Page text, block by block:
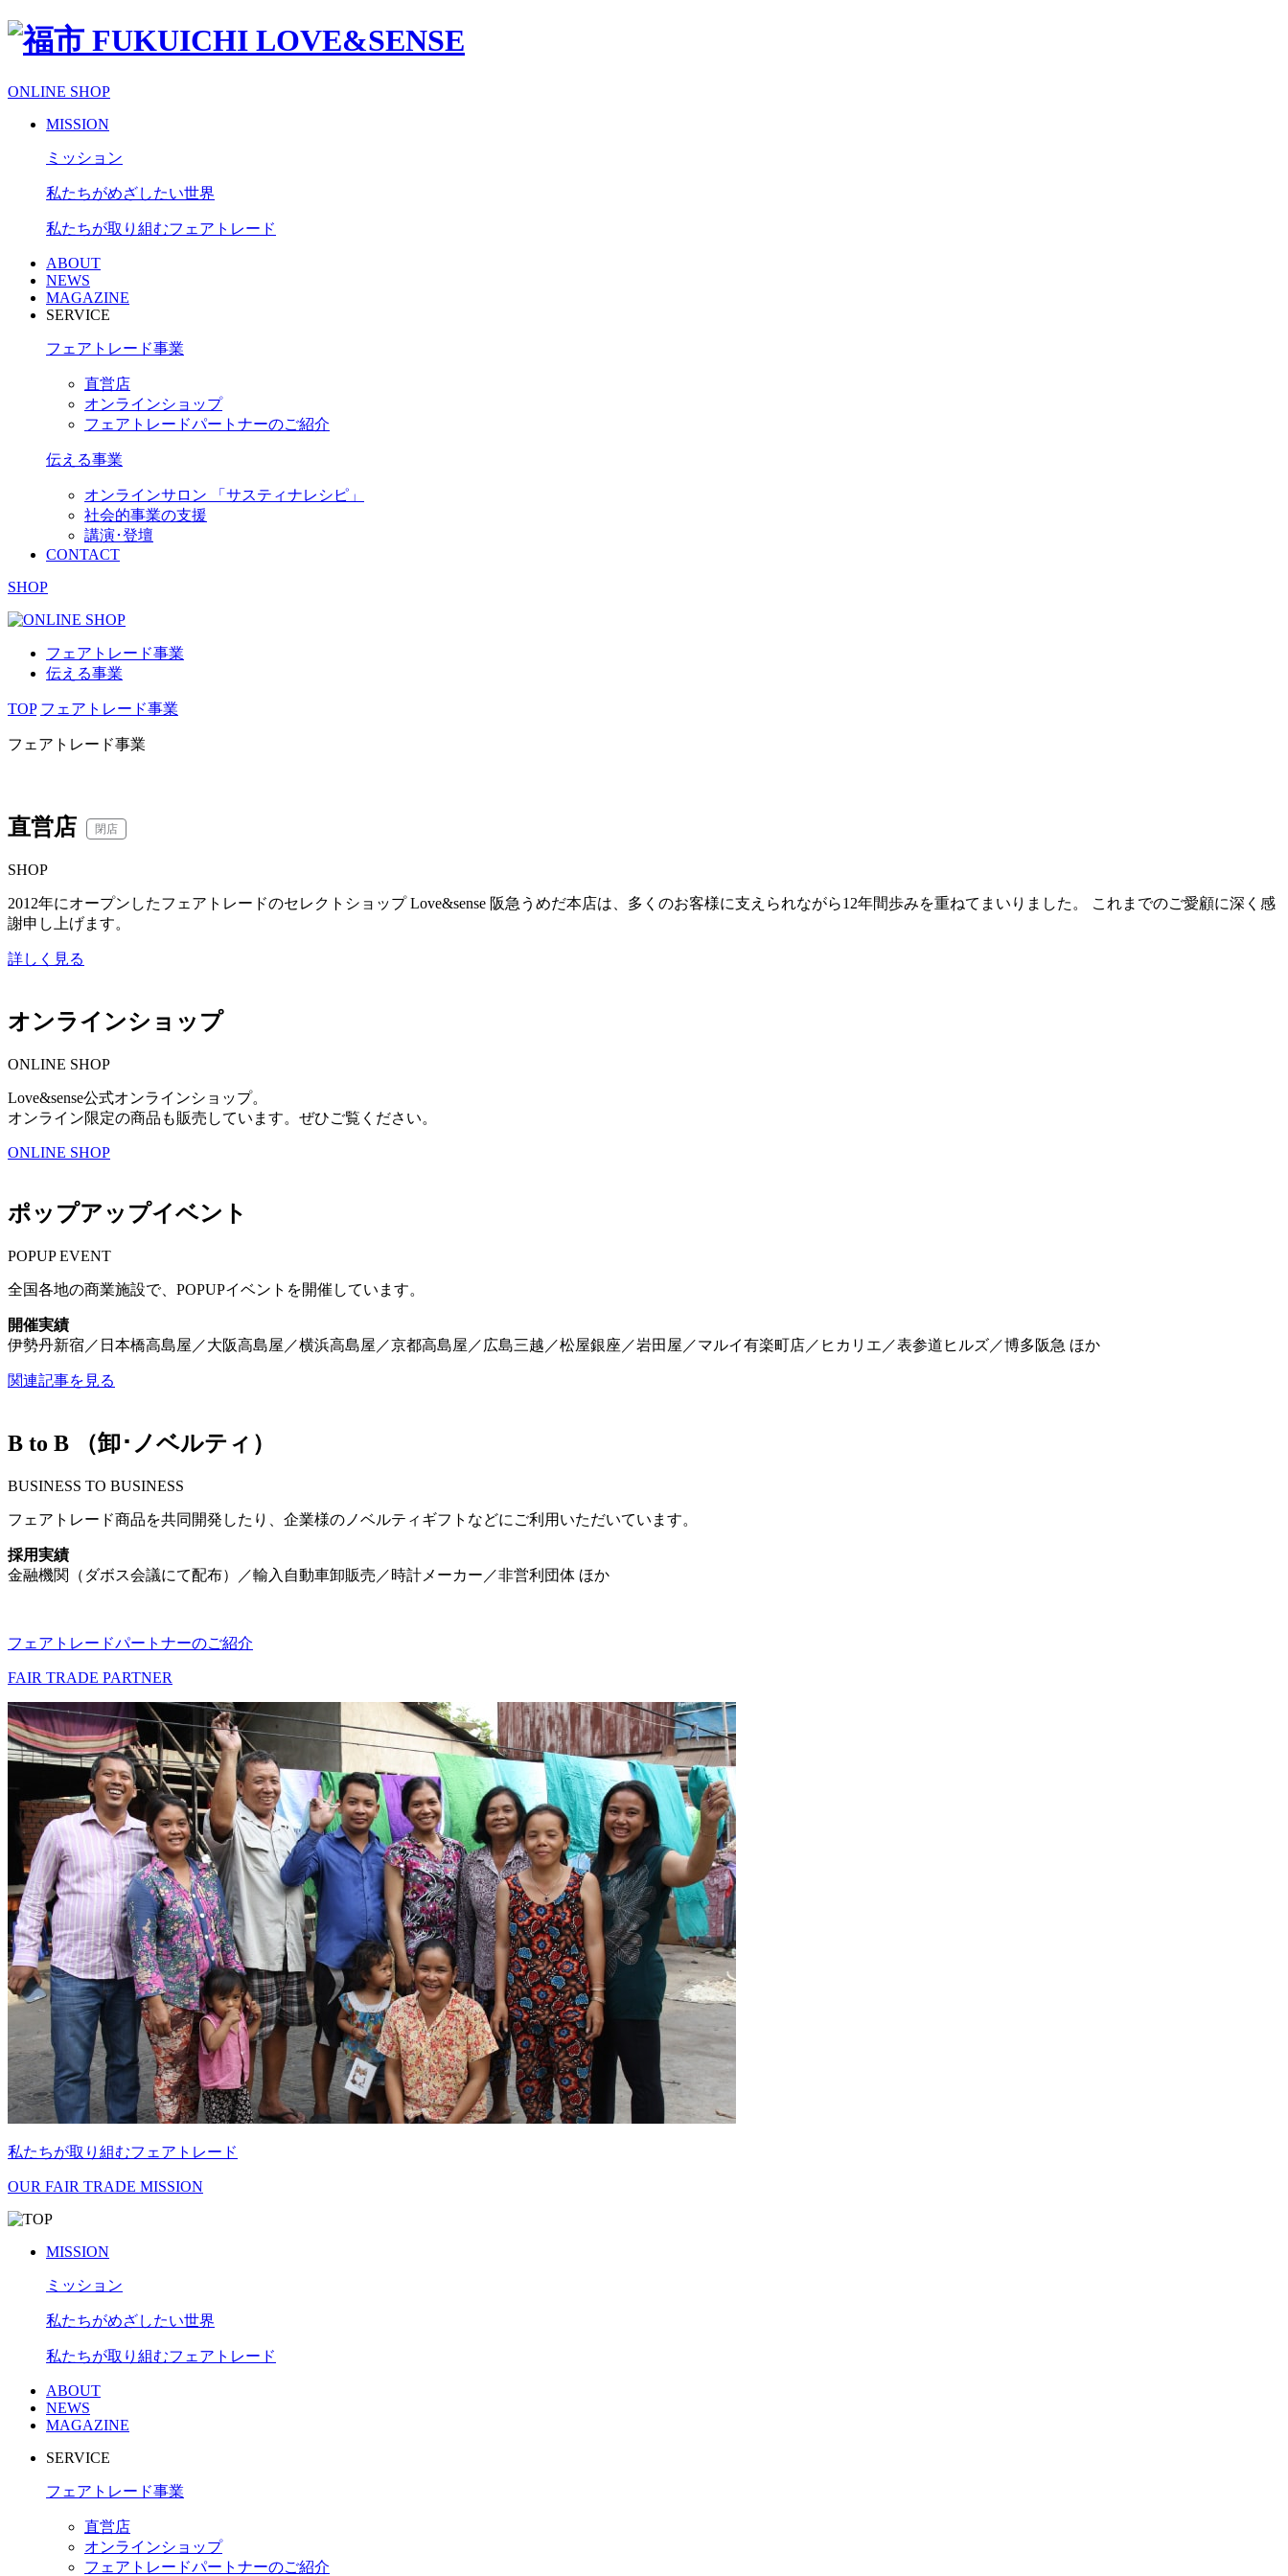
ONLINE SHOP
MISSION
ミッション
私たちがめざしたい世界
私たちが取り組むフェアトレード
ABOUT
NEWS
MAGAZINE
SERVICE
フェアトレード事業
直営店
オンラインショップ
フェアトレードパートナーのご紹介
伝える事業
オンラインサロン 「サスティナレシピ」
社会的事業の支援
講演･登壇
CONTACT
SHOP
フェアトレード事業
伝える事業
TOP フェアトレード事業
フェアトレード事業
直営店 閉店
SHOP
2012年にオープンしたフェアトレードのセレクトショップ Love&sense 阪急うめだ本店は、多くのお客様に支えられながら12年間歩みを重ねてまいりました。 これまでのご愛顧に深く感
謝申し上げます。
詳しく見る
オンラインショップ
ONLINE SHOP
Love&sense公式オンラインショップ。
オンライン限定の商品も販売しています。ぜひご覧ください。
ONLINE SHOP
ポップアップイベント
POPUP EVENT
全国各地の商業施設で、POPUPイベントを開催しています。
開催実績
伊勢丹新宿／日本橋高島屋／大阪高島屋／横浜高島屋／京都高島屋／広島三越／松屋銀座／岩田屋／マルイ有楽町店／ヒカリエ／表参道ヒルズ／博多阪急 ほか
関連記事を見る
B to B （卸･ノベルティ）
BUSINESS TO BUSINESS
フェアトレード商品を共同開発したり、企業様のノベルティギフトなどにご利用いただいています。
採用実績
金融機関（ダボス会議にて配布）／輸入自動車卸販売／時計メーカー／非営利団体 ほか
フェアトレードパートナーのご紹介
FAIR TRADE PARTNER
私たちが取り組むフェアトレード
OUR FAIR TRADE MISSION
MISSION
ミッション
私たちがめざしたい世界
私たちが取り組むフェアトレード
ABOUT
NEWS
MAGAZINE
SERVICE
フェアトレード事業
直営店
オンラインショップ
フェアトレードパートナーのご紹介